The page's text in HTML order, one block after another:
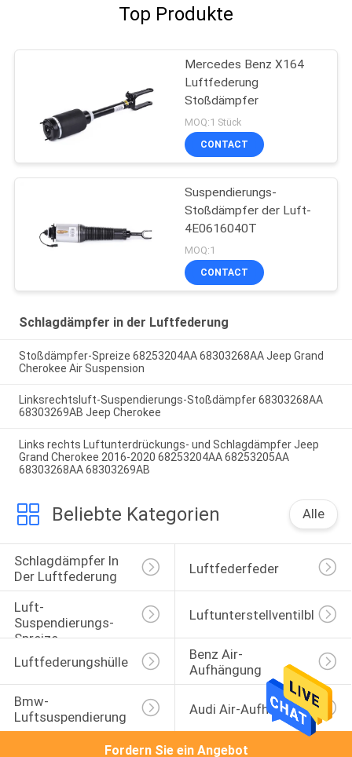
Top Produkte
Mercedes Benz X164
Luftfederung
Stoßdämpfer
MOQ:1 Stück
CONTACT
Suspendierungs-
Stoßdämpfer der Luft-
4E0616040T
MOQ:1
CONTACT
Schlagdämpfer in der Luftfederung
Stoßdämpfer-Spreize 68253204AA 68303268AA Jeep Grand
Cherokee Air Suspension
Linksrechtsluft-Suspendierungs-Stoßdämpfer 68303268AA
68303269AB Jeep Cherokee
Links rechts Luftunterdrückungs- und Schlagdämpfer Jeep
Grand Cherokee 2016-2020 68253204AA 68253205AA
68303268AA 68303269AB
Beliebte Kategorien Alle
Schlagdämpfer In
Der Luftfederung
Luftfederfeder
Luft-
Suspendierungs-
Spreize
Luftunterstellventilblock
Luftfederungshülle
Benz Air-
Aufhängung
Bmw-
Luftsuspendierung
Audi Air-Aufhängung
Fordern Sie ein Angebot